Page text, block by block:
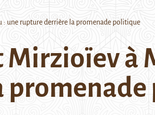
: une rupture derrière la promenade politique
Mirzioïev à